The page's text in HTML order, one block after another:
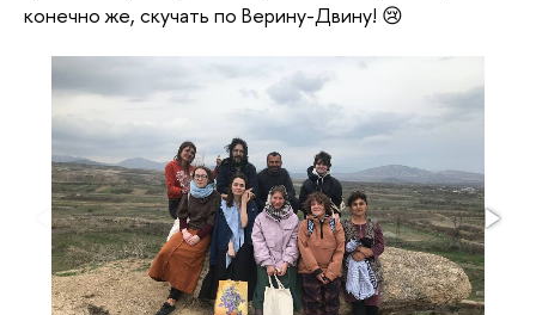
конечно же, скучать по Верину-Двину! 😢